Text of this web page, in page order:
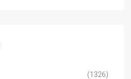
(1326)